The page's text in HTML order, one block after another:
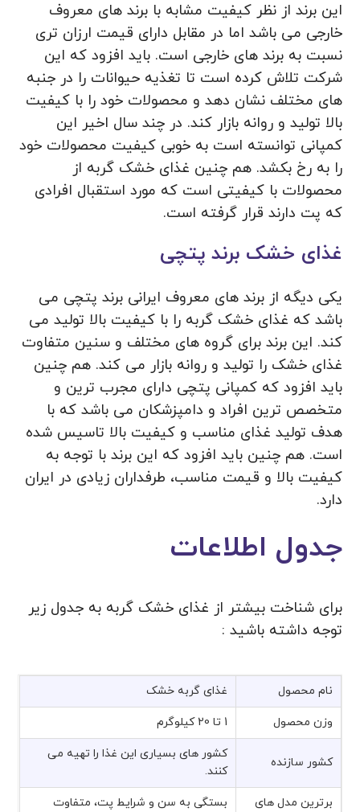
این برند از نظر کیفیت مشابه با برند های معروف
خارجی می باشد اما در مقابل دارای قیمت ارزان تری
نسبت به برند های خارجی است. باید افزود که این
شرکت تلاش کرده است تا تغذیه حیوانات را در جنبه
های مختلف نشان دهد و محصولات خود را با کیفیت
بالا تولید و روانه بازار کند. در چند سال اخیر این
کمپانی توانسته است به خوبی کیفیت محصولات خود
را به رخ بکشد. هم چنین غذای خشک گربه از
محصولات با کیفیتی است که مورد استقبال افرادی
که پت دارند قرار گرفته است.
غذای خشک برند پتچی
یکی دیگه از برند های معروف ایرانی برند پتچی می
باشد که غذای خشک گربه را با کیفیت بالا تولید می
کند. این برند برای گروه های مختلف و سنین متفاوت
غذای خشک را تولید و روانه بازار می کند. هم چنین
باید افزود که کمپانی پتچی دارای مجرب ترین و
متخصص ترین افراد و دامپزشکان می باشد که با
هدف تولید غذای مناسب و کیفیت بالا تاسیس شده
است. هم چنین باید افزود که این برند با توجه به
کیفیت بالا و قیمت مناسب، طرفداران زیادی در ایران
دارد.
جدول اطلاعات
برای شناخت بیشتر از غذای خشک گربه به جدول زیر
توجه داشته باشید :
نام محصول غذای گربه خشک
وزن محصول 1 تا 20 کیلوگرم
کشور سازنده
کشور های بسیاری این غذا را تهیه می
کنند.
برترین مدل های
بستگی به سن و شرایط پت، متفاوت